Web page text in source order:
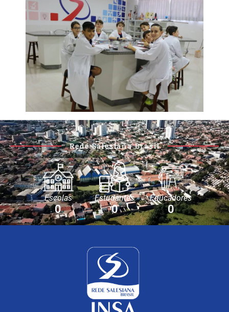
Rede Salesiana Brasil
Escolas
0
Estudantes
0
Educadores
0